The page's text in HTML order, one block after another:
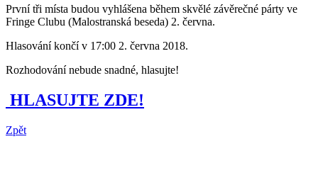
První tři místa budou vyhlášena během skvělé závěrečné párty ve
Fringe Clubu (Malostranská beseda) 2. června.
Hlasování končí v 17:00 2. června 2018.
Rozhodování nebude snadné, hlasujte!
HLASUJTE ZDE!
Zpět